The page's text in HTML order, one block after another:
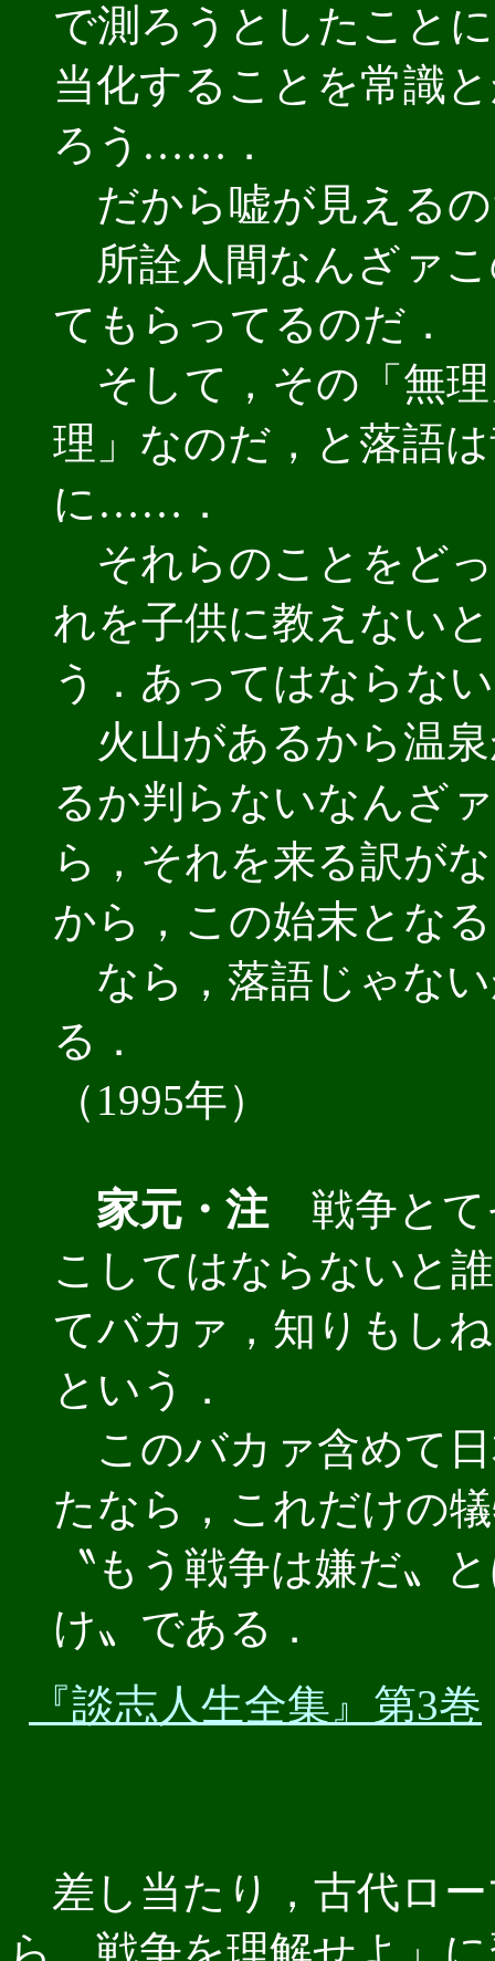
で測ろうとしたこと
当化することを常識
ろう……．
だから嘘が見える
所詮人間なんざァ
てもらってるのだ．
そして，その「無
理」なのだ，と落語
に……．
それらのことをど
れを子供に教えない
う．あってはならな
火山があるから温
るか判らないなんざ
ら，それを来る訳が
から，この始末とな
なら，落語じゃな
る．
（1995年）
家元・注 戦争とて
こしてはならないと
てバカァ，知りもし
という．
このバカァ含めて
たなら，これだけの
〝もう戦争は嫌だ〟
け〟である．
『談志人生全集』第3巻
差し当たり，古代ロ